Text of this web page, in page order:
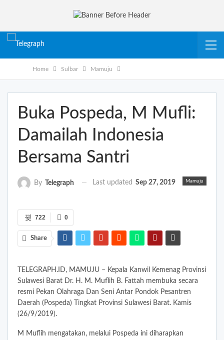
Home Sulbar Mamuju
Buka Pospeda, M Mufli:
Damailah Indonesia
Bersama Santri
Mamuju
By Telegraph Last updated Sep 27, 2019
0
722
Share
TELEGRAPH.ID, MAMUJU – Kepala Kanwil Kemenag Provinsi
Sulawesi Barat Dr. H. M. Muflih B. Fattah membuka secara
resmi Pekan Olahraga Dan Seni Antar Pondok Pesantren
Daerah (Pospeda) Tingkat Provinsi Sulawesi Barat. Kamis
(26/9/2019).
M Muflih mengatakan, melalui Pospeda ini diharapkan